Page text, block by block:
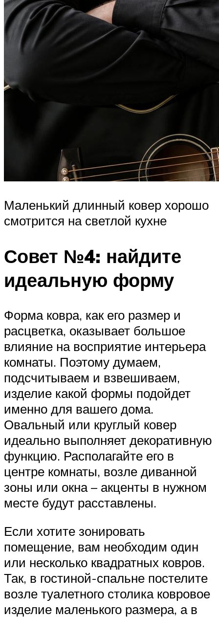
Маленький длинный ковер хорошо
смотрится на светлой кухне
Совет №4: найдите
идеальную форму
Форма ковра, как его размер и
расцветка, оказывает большое
влияние на восприятие интерьера
комнаты. Поэтому думаем,
подсчитываем и взвешиваем,
изделие какой формы подойдет
именно для вашего дома.
Овальный или круглый ковер
идеально выполняет декоративную
функцию. Располагайте его в
центре комнаты, возле диванной
зоны или окна – акценты в нужном
месте будут расставлены.
Если хотите зонировать
помещение, вам необходим один
или несколько квадратных ковров.
Так, в гостиной-спальне постелите
возле туалетного столика ковровое
изделие маленького размера, а в